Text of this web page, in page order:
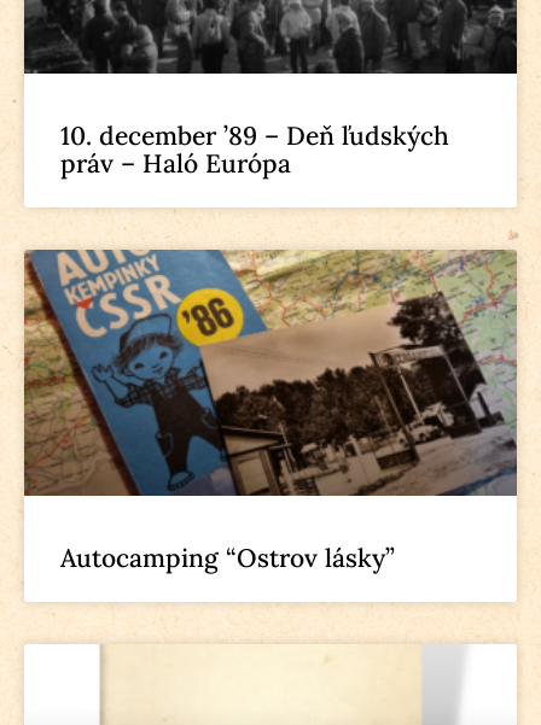
10. december ’89 – Deň ľudských
práv – Haló Európa
Autocamping “Ostrov lásky”